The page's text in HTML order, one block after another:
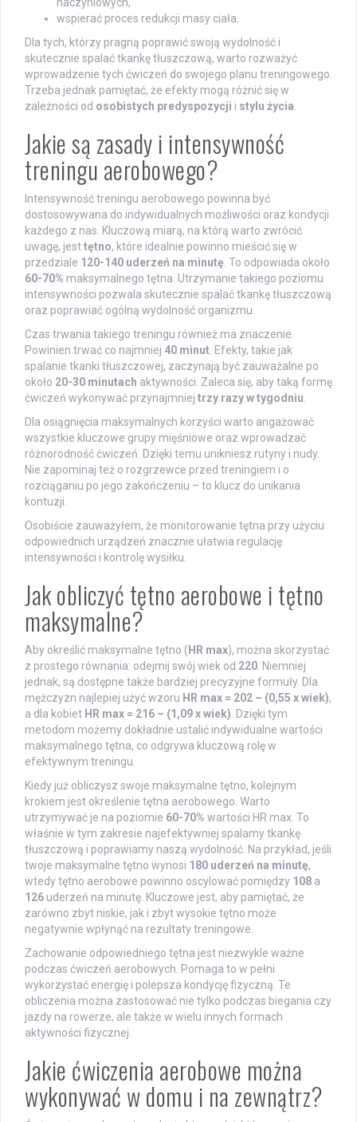
wspierać proces redukcji masy ciała.
Dla tych, którzy pragną poprawić swoją wydolność i
skutecznie spalać tkankę tłuszczową, warto rozważyć
wprowadzenie tych ćwiczeń do swojego planu treningowego.
Trzeba jednak pamiętać, że efekty mogą różnić się w
zależności od osobistych predyspozycji i stylu życia
Jakie są zasady i intensywność
treningu aerobowego?
Intensywność treningu aerobowego powinna być
dostosowywana do indywidualnych możliwości oraz kondycji
każdego z nas. Kluczową miarą, na którą warto zwrócić
uwagę, jesttętno, które idealnie powinno mieścić się w
przedziale 120-140 uderzeń na minutę . To odpowiada około
60-70% maksymalnego tętna. Utrzymanie takiego poziomu
intensywności pozwala skutecznie spalać tkankę tłuszczową
oraz poprawiać ogólną wydolność organizmu.
Czas trwania takiego treningu również ma znaczenie.
Powinien trwać co najmniej 40 minut . Efekty, takie jak
spalanie tkanki tłuszczowej, zaczynają być zauważalne po
około 20-30 minutach aktywności. Zaleca się, aby taką formę
ćwiczeń wykonywać przynajmniej trzy razy w tygodniu
Dla osiągnięcia maksymalnych korzyści warto angażować
wszystkie kluczowe grupy mięśniowe oraz wprowadzać
różnorodność ćwiczeń. Dzięki temu unikniesz rutyny i nudy.
Nie zapominaj też o rozgrzewce przed treningiem i o
rozciąganiu po jego zakończeniu – to klucz do unikania
kontuzji.
Osobiście zauważyłem, że monitorowanie tętna przy użyciu
odpowiednich urządzeń znacznie ułatwia regulację
intensywności i kontrolę wysiłku.
Jak obliczyć tętno aerobowe i tętno
maksymalne?
Aby określić maksymalne tętno ( HR max), można skorzystać
z prostego równania: odejmij swój wiek od 220 . Niemniej
jednak, są dostępne także bardziej precyzyjne formuły. Dla
mężczyzn najlepiej użyć wzoru HR max = 202 – (0,55 x wiek),
a dla kobiet HR max = 216 – (1,09 x wiek) . Dzięki tym
metodom możemy dokładnie ustalić indywidualne wartości
maksymalnego tętna, co odgrywa kluczową rolę w
efektywnym treningu.
Kiedy już obliczysz swoje maksymalne tętno, kolejnym
krokiem jest określenie tętna aerobowego. Warto
utrzymywać je na poziomie 60-70% wartości HR max. To
właśnie w tym zakresie najefektywniej spalamy tkankę
tłuszczową i poprawiamy naszą wydolność. Na przykład, jeśli
twoje maksymalne tętno wynosi 180 uderzeń na minutę,
wtedy tętno aerobowe powinno oscylować pomiędzy 108 a
126 uderzeń na minutę. Kluczowe jest, aby pamiętać, że
zarówno zbyt niskie, jak i zbyt wysokie tętno może
negatywnie wpłynąć na rezultaty treningowe.
Zachowanie odpowiedniego tętna jest niezwykle ważne
podczas ćwiczeń aerobowych. Pomaga to w pełni
wykorzystać energię i polepsza kondycję fizyczną. Te
obliczenia można zastosować nie tylko podczas biegania czy
jazdy na rowerze, ale także w wielu innych formach
aktywności fizycznej.
Jakie ćwiczenia aerobowe można
wykonywać w domu i na zewnątrz?